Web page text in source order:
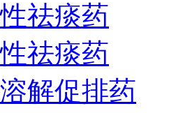
祛痰药
祛痰药
解促排药